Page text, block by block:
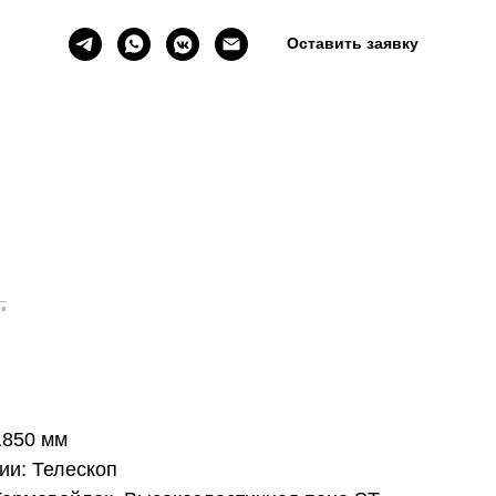
Оставить заявку
мм
Телескоп